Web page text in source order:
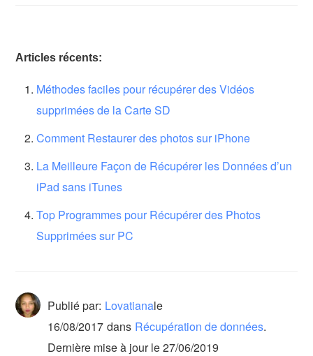
Articles récents:
Méthodes faciles pour récupérer des Vidéos
supprimées de la Carte SD
Comment Restaurer des photos sur iPhone
La Meilleure Façon de Récupérer les Données d’un
iPad sans iTunes
Top Programmes pour Récupérer des Photos
Supprimées sur PC
Publié par: Lovatianale
16/08/2017 dans Récupération de données.
Dernière mise à jour le 27/06/2019